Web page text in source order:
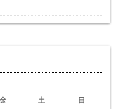
金 土 日